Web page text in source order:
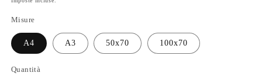
Misure
A4 A3 50x70 100x70
Quantità